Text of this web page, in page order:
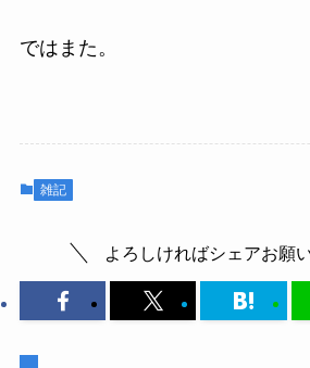
ではまた。
雑記
よろしければシェアお願